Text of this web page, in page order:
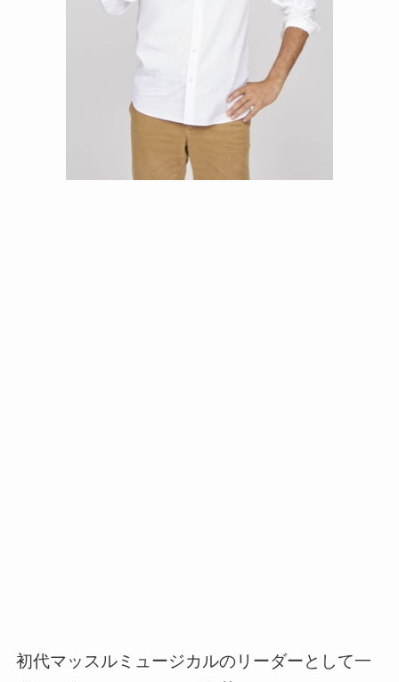
初代マッスルミュージカルのリーダーとして一